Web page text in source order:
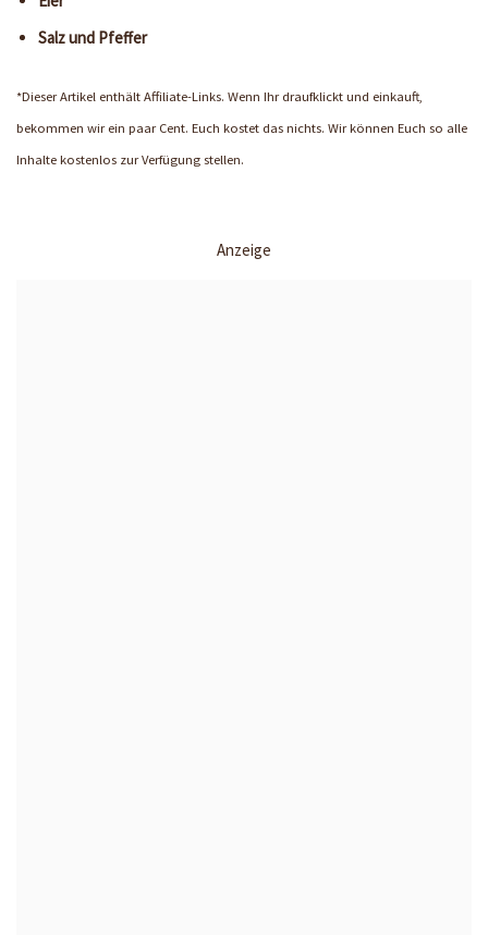
Salz und Pfeffer
*Dieser Artikel enthält Affiliate-Links. Wenn Ihr draufklickt und einkauft,
bekommen wir ein paar Cent. Euch kostet das nichts. Wir können Euch so alle
Inhalte kostenlos zur Verfügung stellen.
Anzeige